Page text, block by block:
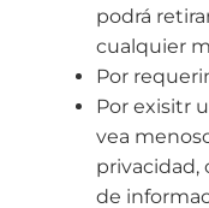
podrá
cualquier
Por
Por exisitr
vea
privacidad,
de